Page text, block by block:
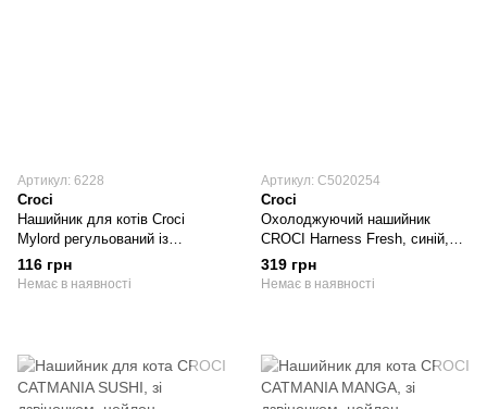
Артикул: 6228
Croci
Нашийник для котів Croci
Mylord регульований із
дзвіночком, шкірозамінник,
довжина 21-33 см ширина 1 см,
116 грн
Немає в наявності
Артикул: C5020254
Croci
Охолоджуючий нашийник
CROCI Harness Fresh, синій,
50х6 см
319 грн
Немає в наявності